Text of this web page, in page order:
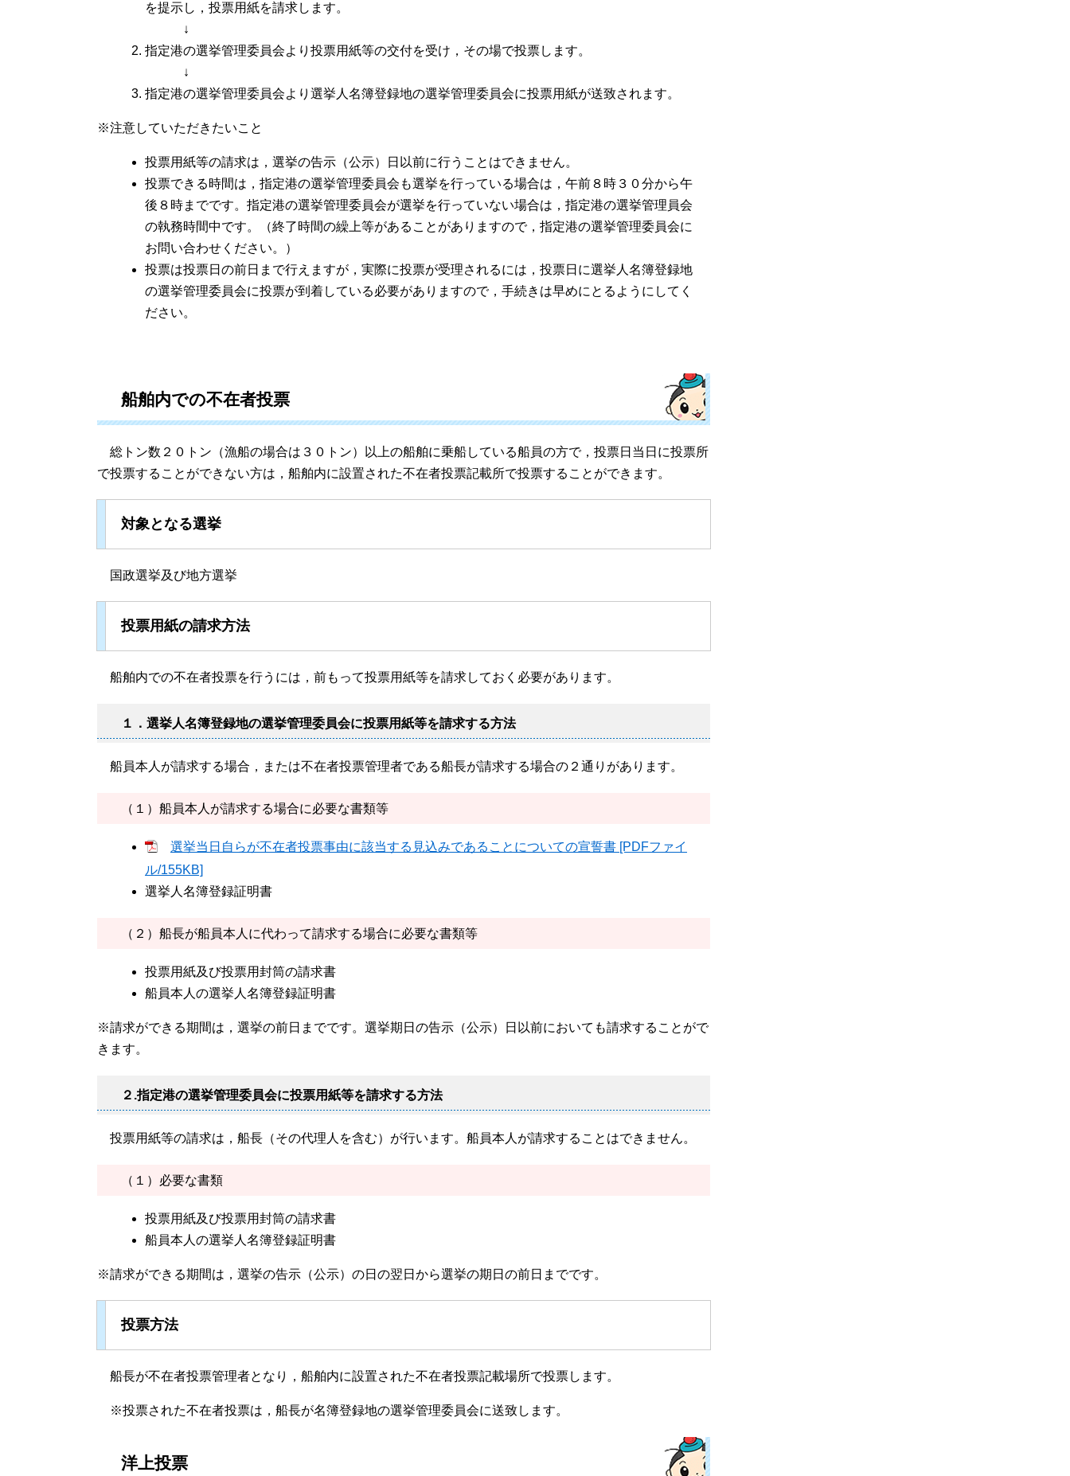
を提示し，投票用紙を請求します。
↓
指定港の選挙管理委員会より投票用紙等の交付を受け，その場で投票します。
↓
指定港の選挙管理委員会より選挙人名簿登録地の選挙管理委員会に投票用紙が送致されます。
※注意していただきたいこと
投票用紙等の請求は，選挙の告示（公示）日以前に行うことはできません。
投票できる時間は，指定港の選挙管理委員会も選挙を行っている場合は，午前８時３０分から午
後８時までです。指定港の選挙管理委員会が選挙を行っていない場合は，指定港の選挙管理員会
の執務時間中です。（終了時間の繰上等があることがありますので，指定港の選挙管理委員会に
お問い合わせください。）
投票は投票日の前日まで行えますが，実際に投票が受理されるには，投票日に選挙人名簿登録地
の選挙管理委員会に投票が到着している必要がありますので，手続きは早めにとるようにしてく
ださい。
船舶内での不在者投票
総トン数２０トン（漁船の場合は３０トン）以上の船舶に乗船している船員の方で，投票日当日に投票所
で投票することができない方は，船舶内に設置された不在者投票記載所で投票することができます。
対象となる選挙
国政選挙及び地方選挙
投票用紙の請求方法
船舶内での不在者投票を行うには，前もって投票用紙等を請求しておく必要があります。
１．選挙人名簿登録地の選挙管理委員会に投票用紙等を請求する方法
船員本人が請求する場合，または不在者投票管理者である船長が請求する場合の２通りがあります。
（１）船員本人が請求する場合に必要な書類等
選挙当日自らが不在者投票事由に該当する見込みであることについての宣誓書 [PDFファイ
ル/155KB]
選挙人名簿登録証明書
（２）船長が船員本人に代わって請求する場合に必要な書類等
投票用紙及び投票用封筒の請求書
船員本人の選挙人名簿登録証明書
※請求ができる期間は，選挙の前日までです。選挙期日の告示（公示）日以前においても請求することがで
きます。
２.指定港の選挙管理委員会に投票用紙等を請求する方法
投票用紙等の請求は，船長（その代理人を含む）が行います。船員本人が請求することはできません。
（１）必要な書類
投票用紙及び投票用封筒の請求書
船員本人の選挙人名簿登録証明書
※請求ができる期間は，選挙の告示（公示）の日の翌日から選挙の期日の前日までです。
投票方法
船長が不在者投票管理者となり，船舶内に設置された不在者投票記載場所で投票します。
※投票された不在者投票は，船長が名簿登録地の選挙管理委員会に送致します。
洋上投票